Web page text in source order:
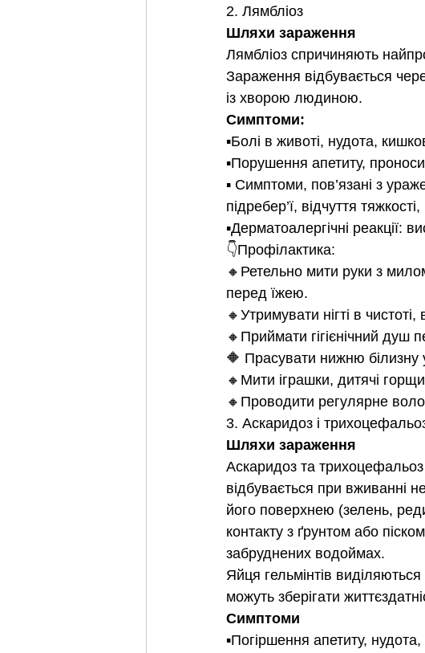
2. Лямбліоз
Шляхи зараження
Лямбліоз спричиняють
Зараження відбувається
із хворою людиною.
Симптоми:
▪️Болі в животі, нудота,
▪️Порушення апетиту,
▪️ Симптоми, пов’язані з
підребер’ї, відчуття
▪️Дерматоалергічні реакції:
👇Профілактика:
🔸Ретельно мити руки з
перед їжею.
🔸Утримувати нігті в чистоті,
🔸Приймати гігієнічний душ
🔶 Прасувати нижню білизну
🔸Мити іграшки, дитячі
🔸Проводити регулярне
3. Аскаридоз і
Шляхи зараження
Аскаридоз та
відбувається при вживанні
його поверхнею (зелень,
контакту з ґрунтом або
забруднених водоймах.
Яйця гельмінтів
можуть зберігати
Симптоми
▪️Погіршення апетиту,